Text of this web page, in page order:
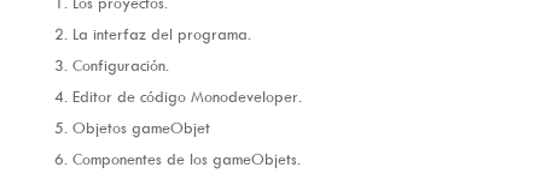
La interfaz del programa.
Configuración.
Editor de código Monodeveloper.
Objetos gameObjet
Componentes de los gameObjets.